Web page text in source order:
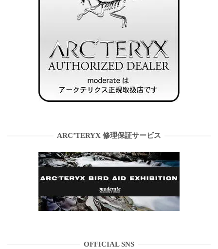
ARC’TERYX 修理保証サービス
OFFICIAL SNS